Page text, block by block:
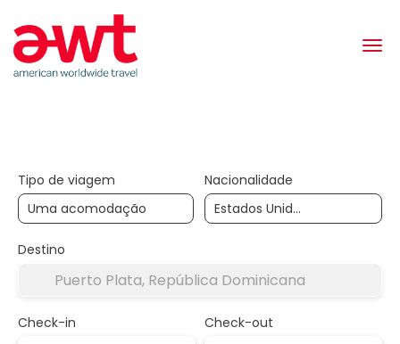
Tipo de viagem Nacionalidade
Destino
Check-in Check-out